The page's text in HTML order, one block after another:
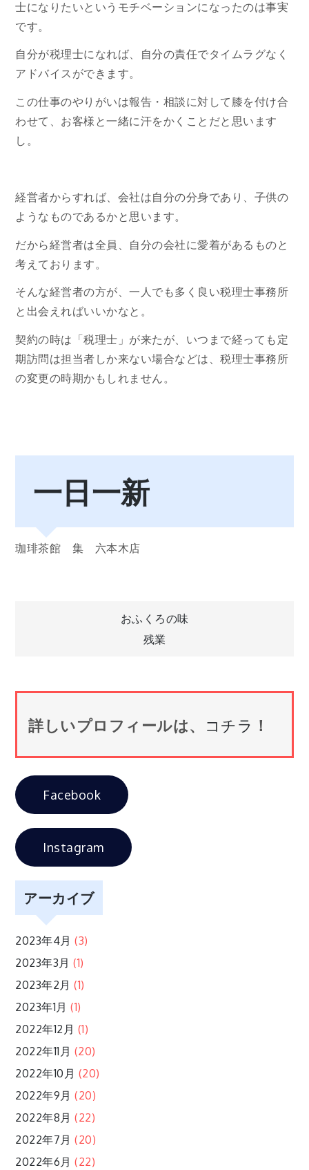
士になりたいというモチベーションになったのは事実
です。
自分が税理士になれば、自分の責任でタイムラグなく
アドバイスができます。
この仕事のやりがいは報告・相談に対して膝を付け合
わせて、お客様と一緒に汗をかくことだと思います
し。
経営者からすれば、会社は自分の分身であり、子供の
ようなものであるかと思います。
だから経営者は全員、自分の会社に愛着があるものと
考えております。
そんな経営者の方が、一人でも多く良い税理士事務所
と出会えればいいかなと。
契約の時は「税理士」が来たが、いつまで経っても定
期訪問は担当者しか来ない場合などは、税理士事務所
の変更の時期かもしれません。
一日一新
珈琲茶館 集 六本木店
ナ
ビ
ゲ
ー
シ
ョ
ン
おふくろの味
残業
詳しいプロフィールは、 コチラ ！
Facebook
Instagram
アーカイブ
2023年4月 (3)
2023年3月 (1)
2023年2月 (1)
2023年1月 (1)
2022年12月 (1)
2022年11月 (20)
2022年10月 (20)
2022年9月 (20)
2022年8月 (22)
2022年7月 (20)
2022年6月 (22)